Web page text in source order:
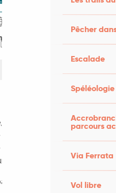
Pêcher
Escalade
Spéléologie
parcours
Via Ferrata
Vol libre
sur un trois mâts dans la
polynésien… l’eau
le musée. Un atelier
l’aventure.